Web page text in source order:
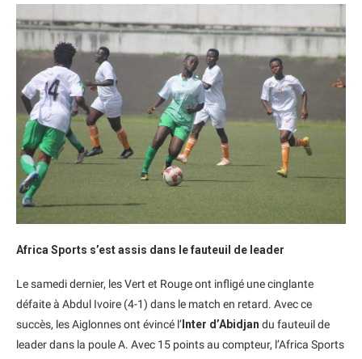
Africa Sports s’est assis dans le fauteuil de leader
Le samedi dernier, les Vert et Rouge ont infligé une cinglante
défaite à Abdul Ivoire (4-1) dans le match en retard. Avec ce
succès, les Aiglonnes ont évincé l’ Inter d’Abidjan du fauteuil de
leader dans la poule A. Avec 15 points au compteur, l’Africa Sports